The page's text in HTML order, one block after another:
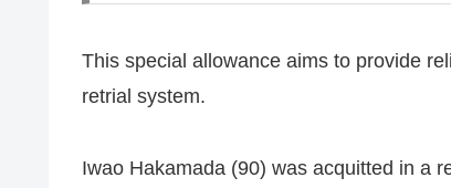
This special allowance aims to provide
retrial system.
Iwao Hakamada (90) was acquitted in a